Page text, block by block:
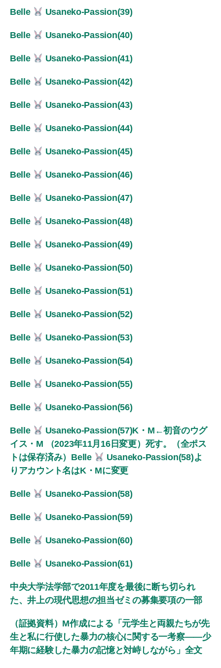
Belle Usaneko-Passion(39)
Belle Usaneko-Passion(40)
Belle Usaneko-Passion(41)
Belle Usaneko-Passion(42)
Belle Usaneko-Passion(43)
Belle Usaneko-Passion(44)
Belle Usaneko-Passion(45)
Belle Usaneko-Passion(46)
Belle Usaneko-Passion(47)
Belle Usaneko-Passion(48)
Belle Usaneko-Passion(49)
Belle Usaneko-Passion(50)
Belle Usaneko-Passion(51)
Belle Usaneko-Passion(52)
Belle Usaneko-Passion(53)
Belle Usaneko-Passion(54)
Belle Usaneko-Passion(55)
Belle Usaneko-Passion(56)
Belle
Usaneko-Passion(57)K・M←初音のウグ
イス・M （2023年11月16日変更）死す。（全ポス
トは保存済み）Belle
Usaneko-Passion(58)よ
りアカウント名はK・Mに変更
Belle Usaneko-Passion(58)
Belle Usaneko-Passion(59)
Belle Usaneko-Passion(60)
Belle Usaneko-Passion(61)
中央大学法学部で2011年度を最後に断ち切られ
た、井上の現代思想の担当ゼミの募集要項の一部
（証拠資料）M作成による「元学生と両親たちが先
生と私に行使した暴力の核心に関する一考察――少
年期に経験した暴力の記憶と対峙しながら」全文